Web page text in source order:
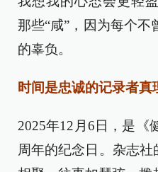
那些“咸”，因为每个
的辜负。
时间是忠诚的记录者真
2025年12月6日，是《
周年的纪念日。杂志社